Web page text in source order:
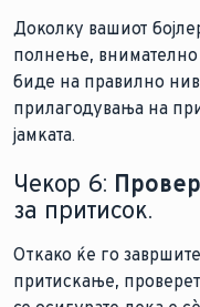
Доколку вашиот
полнење, внимателно
биде на правилно
прилагодувања на
јамката.
Чекор 6:
за притисок.
Откако ќе го
притискање,